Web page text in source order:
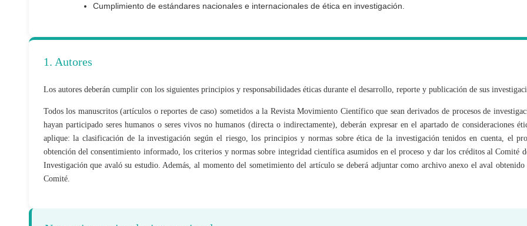
Cumplimiento de estándares nacionales e internacionales de ética en investigación.
1. Autores
Los autores deberán cumplir con los siguientes principios y responsabilidades éticas durante el desarrollo, reporte y publicación de sus
Todos los manuscritos (artículos o reportes de caso) sometidos a la Revista Movimiento Científico que sean derivados de procesos de
hayan participado seres humanos o seres vivos no humanos (directa o indirectamente), deberán expresar en el apartado de consideraciones
aplique: la clasificación de la investigación según el riesgo, los principios y normas sobre ética de la investigación tenidos en cuenta, el
obtención del consentimiento informado, los criterios y normas sobre integridad científica asumidos en el proceso y dar los créditos al Comité
Investigación que avaló su estudio. Además, al momento del sometimiento del artículo se deberá adjuntar como archivo anexo el aval
Comité.